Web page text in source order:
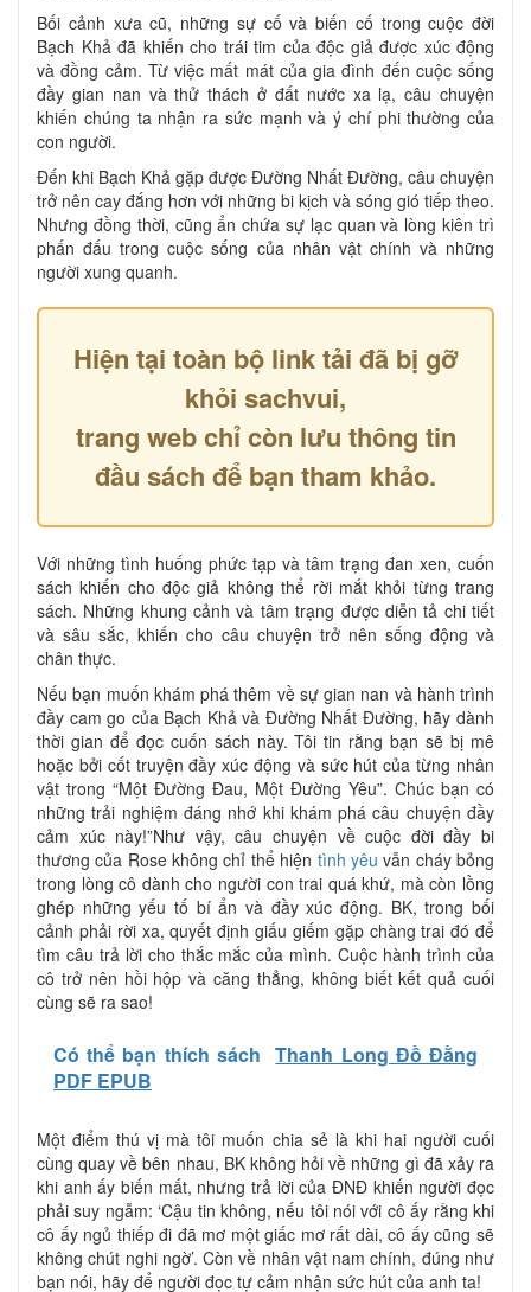
Bối cảnh xưa cũ, những sự cố và biến cố trong cuộc đời
Bạch Khả đã khiến cho trái tim của độc giả được xúc động
và đồng cảm. Từ việc mất mát của gia đình đến cuộc sống
đầy gian nan và thử thách ở đất nước xa lạ, câu chuyện
khiến chúng ta nhận ra sức mạnh và ý chí phi thường của
con người.
Đến khi Bạch Khả gặp được Đường Nhất Đường, câu chuyện
trở nên cay đắng hơn với những bi kịch và sóng gió tiếp theo.
Nhưng đồng thời, cũng ẩn chứa sự lạc quan và lòng kiên trì
phấn đấu trong cuộc sống của nhân vật chính và những
người xung quanh.
Hiện tại toàn bộ link tải đã bị gỡ
khỏi sachvui,
trang web chỉ còn lưu thông tin
đầu sách để bạn tham khảo.
Với những tình huống phức tạp và tâm trạng đan xen, cuốn
sách khiến cho độc giả không thể rời mắt khỏi từng trang
sách. Những khung cảnh và tâm trạng được diễn tả chi tiết
và sâu sắc, khiến cho câu chuyện trở nên sống động và
chân thực.
Nếu bạn muốn khám phá thêm về sự gian nan và hành trình
đầy cam go của Bạch Khả và Đường Nhất Đường, hãy dành
thời gian để đọc cuốn sách này. Tôi tin rằng bạn sẽ bị mê
hoặc bởi cốt truyện đầy xúc động và sức hút của từng nhân
vật trong “Một Đường Đau, Một Đường Yêu”. Chúc bạn có
những trải nghiệm đáng nhớ khi khám phá câu chuyện đầy
cảm xúc này!”Như vậy, câu chuyện về cuộc đời đầy bi
thương của Rose không chỉ thể hiện tình yêu vẫn cháy bỏng
trong lòng cô dành cho người con trai quá khứ, mà còn lồng
ghép những yếu tố bí ẩn và đầy xúc động. BK, trong bối
cảnh phải rời xa, quyết định giấu giếm gặp chàng trai đó để
tìm câu trả lời cho thắc mắc của mình. Cuộc hành trình của
cô trở nên hồi hộp và căng thẳng, không biết kết quả cuối
cùng sẽ ra sao!
Có thể bạn thích sách Thanh Long Đồ Đằng
PDF EPUB
Một điểm thú vị mà tôi muốn chia sẻ là khi hai người cuối
cùng quay về bên nhau, BK không hỏi về những gì đã xảy ra
khi anh ấy biến mất, nhưng trả lời của ĐNĐ khiến người đọc
phải suy ngẫm: ‘Cậu tin không, nếu tôi nói với cô ấy rằng khi
cô ấy ngủ thiếp đi đã mơ một giấc mơ rất dài, cô ấy cũng sẽ
không chút nghi ngờ’. Còn về nhân vật nam chính, đúng như
bạn nói, hãy để người đọc tự cảm nhận sức hút của anh ta!